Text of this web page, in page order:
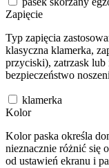
Zapięcie
Typ zapięcia
klasyczna klamerka,
przyciski), zatrzask
bezpieczeństwo
klamerka
Kolor
Kolor paska określa
nieznacznie różnić się
od ustawień ekranu i